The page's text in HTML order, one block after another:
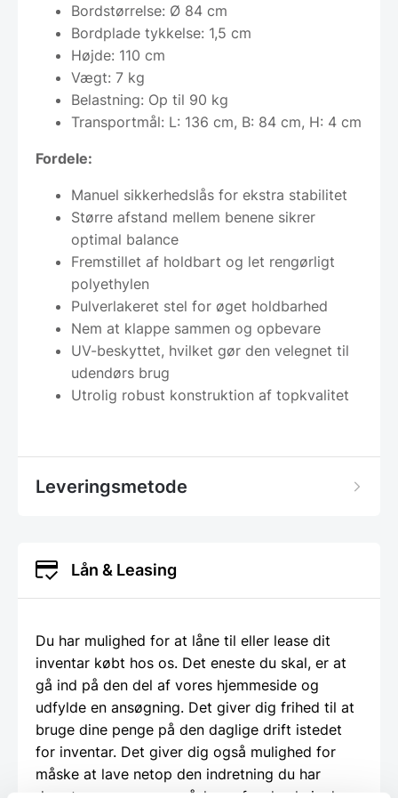
Bordstørrelse: Ø 84 cm
Bordplade tykkelse: 1,5 cm
Højde: 110 cm
Vægt: 7 kg
Belastning: Op til 90 kg
Transportmål: L: 136 cm, B: 84 cm, H: 4 cm
Fordele:
Manuel sikkerhedslås for ekstra stabilitet
Større afstand mellem benene sikrer
optimal balance
Fremstillet af holdbart og let rengørligt
polyethylen
Pulverlakeret stel for øget holdbarhed
Nem at klappe sammen og opbevare
UV-beskyttet, hvilket gør den velegnet til
udendørs brug
Utrolig robust konstruktion af topkvalitet
Leveringsmetode
Lån & Leasing
Du har mulighed for at låne til eller lease dit
inventar købt hos os. Det eneste du skal, er at
gå ind på den del af vores hjemmeside og
udfylde en ansøgning. Det giver dig frihed til at
bruge dine penge på den daglige drift istedet
for inventar. Det giver dig også mulighed for
måske at lave netop den indretning du har